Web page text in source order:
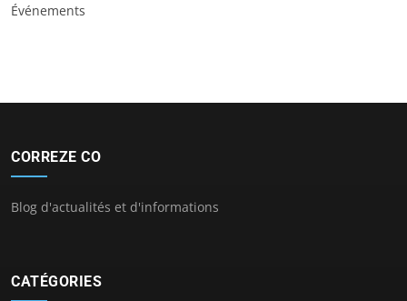
Événements
CORREZE CO
Blog d'actualités et d'informations
CATÉGORIES